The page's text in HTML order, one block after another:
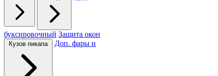
буксировочный Защита окон
Кузов пикапа Доп. фары и